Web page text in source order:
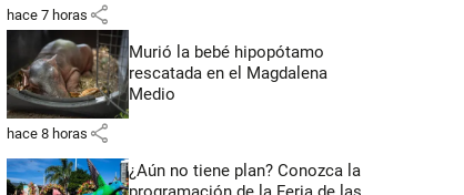
hace 7 horas share
Murió la bebé hipopótamo
rescatada en el Magdalena
Medio
hace 8 horas share
¿Aún no tiene plan? Conozca la